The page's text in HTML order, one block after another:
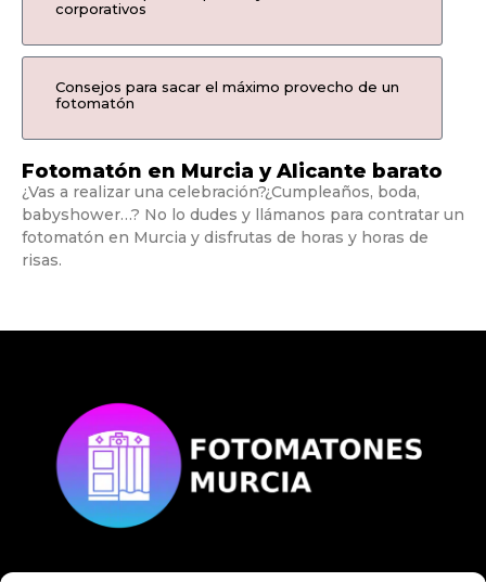
corporativos
Consejos para sacar el máximo provecho de un
fotomatón
Fotomatón en Murcia y Alicante barato
¿Vas a realizar una celebración?¿Cumpleaños, boda,
babyshower…? No lo dudes y llámanos para contratar un
fotomatón en Murcia y disfrutas de horas y horas de
risas.